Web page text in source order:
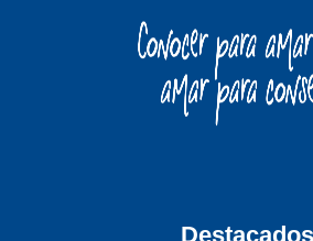
Destacados